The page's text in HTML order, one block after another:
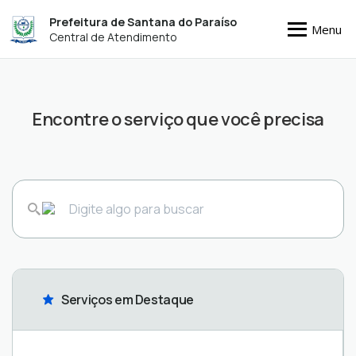
Prefeitura de Santana do Paraíso
Central de Atendimento
Menu
Encontre o serviço que você precisa
Serviços em Destaque
Câmara
Fiscalização
de Posturas